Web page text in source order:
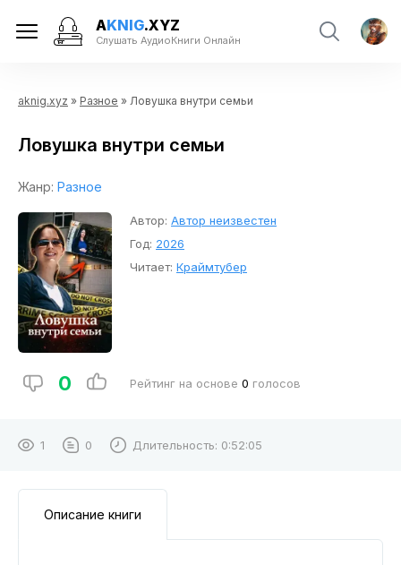
AKNIG.XYZ
Слушать АудиоКниги Онлайн
aknig.xyz » Разное » Ловушка внутри семьи
Ловушка внутри семьи
Жанр: Разное
Автор: Автор неизвестен
Год: 2026
Читает: Краймтубер
0 Рейтинг на основе 0 голосов
1 0 Длительность: 0:52:05
Описание книги